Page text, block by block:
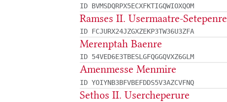
ID BVMSDQRPX5ECXFKTIGQWIOXQOM
Ramses II. Usermaatre-Setepenre
ID FCJURX24JZGXZEKP3TW36U3ZFA
Merenptah Baenre
ID 54VED6E3TBESLGFQGGQVXZ6GLM
Amenmesse Menmire
ID YOIYNB3BFVBEFDDS5V3AZCVFNQ
Sethos II. Usercheperure